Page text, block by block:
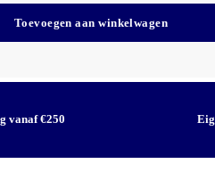
systeem
Toevoegen aan winkelwagen
vanaf €250